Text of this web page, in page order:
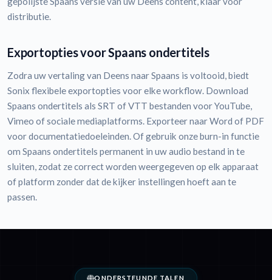
distributie.
Exportopties voor Spaans ondertitels
Zodra uw vertaling van Deens naar Spaans is voltooid, biedt
Sonix flexibele exportopties voor elke workflow. Download
Spaans ondertitels als SRT of VTT bestanden voor YouTube,
Vimeo of sociale mediaplatforms. Exporteer naar Word of PDF
voor documentatiedoeleinden. Of gebruik onze burn-in functie
om Spaans ondertitels permanent in uw audio bestand in te
sluiten, zodat ze correct worden weergegeven op elk apparaat
of platform zonder dat de kijker instellingen hoeft aan te
passen.
ONDERSTEUNDE TALEN